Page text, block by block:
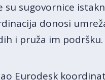
su sugovornice
donosi
i pruža im podršku.
Eurodesk